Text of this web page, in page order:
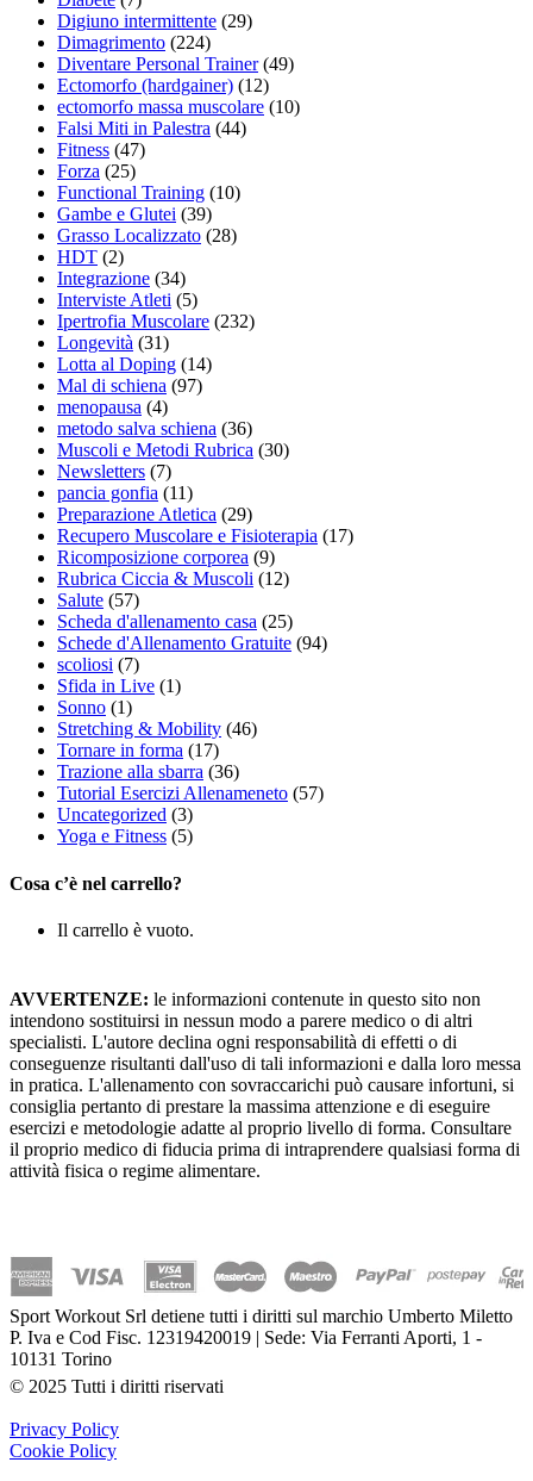
Digiuno intermittente (29)
Dimagrimento (224)
Diventare Personal Trainer(49)
Ectomorfo (hardgainer) (12)
ectomorfo massa muscolare (10)
Falsi Miti in Palestra (44)
Fitness (47)
Forza (25)
Functional Training (10)
Gambe e Glutei (39)
Grasso Localizzato (28)
HDT (2)
Integrazione (34)
Interviste Atleti (5)
Ipertrofia Muscolare (232)
Longevità (31)
Lotta al Doping (14)
Mal di schiena (97)
menopausa (4)
metodo salva schiena (36)
Muscoli e Metodi Rubrica (30)
Newsletters (7)
pancia gonfia (11)
Preparazione Atletica (29)
Recupero Muscolare e Fisioterapia (17)
Ricomposizione corporea (9)
Rubrica Ciccia & Muscoli (12)
Salute (57)
Scheda d'allenamento casa (25)
Schede d'Allenamento Gratuite (94)
scoliosi (7)
Sfida in Live (1)
Sonno (1)
Stretching & Mobility (46)
Tornare in forma (17)
Trazione alla sbarra (36)
Tutorial Esercizi Allenameneto (57)
Uncategorized (3)
Yoga e Fitness (5)
Cosa c’è nel carrello?
Il carrello è vuoto.
AVVERTENZE: le informazioni contenute in questo sito non
intendono sostituirsi in nessun modo a parere medico o di altri
specialisti. L'autore declina ogni responsabilità di effetti o di
conseguenze risultanti dall'uso di tali informazioni e dalla loro messa
in pratica. L'allenamento con sovraccarichi può causare infortuni, si
consiglia pertanto di prestare la massima attenzione e di eseguire
esercizi e metodologie adatte al proprio livello di forma. Consultare
il proprio medico di fiducia prima di intraprendere qualsiasi forma di
attività fisica o regime alimentare.
Sport Workout Srl detiene tutti i diritti sul marchio Umberto Miletto
P. Iva e Cod Fisc. 12319420019 | Sede: Via Ferranti Aporti, 1 -
10131 Torino
© 2025 Tutti i diritti riservati
Privacy Policy
Cookie Policy